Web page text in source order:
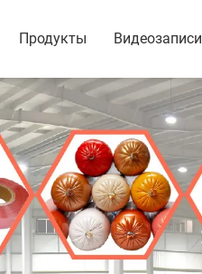
Продукты Видеозаписи